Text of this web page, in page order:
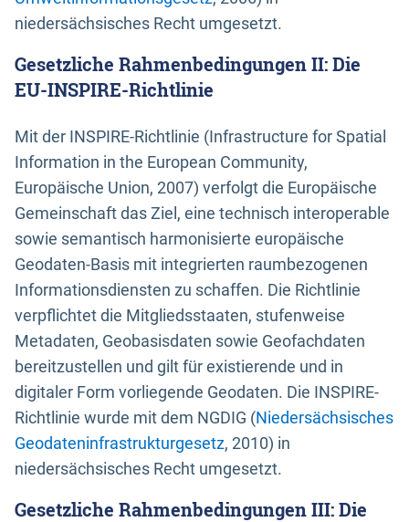
niedersächsisches Recht umgesetzt.
Gesetzliche Rahmenbedingungen II: Die
EU-INSPIRE-Richtlinie
Mit der INSPIRE-Richtlinie (Infrastructure for Spatial
Information in the European Community,
Europäische Union, 2007) verfolgt die Europäische
Gemeinschaft das Ziel, eine technisch interoperable
sowie semantisch harmonisierte europäische
Geodaten-Basis mit integrierten raumbezogenen
Informationsdiensten zu schaffen. Die Richtlinie
verpflichtet die Mitgliedsstaaten, stufenweise
Metadaten, Geobasisdaten sowie Geofachdaten
bereitzustellen und gilt für existierende und in
digitaler Form vorliegende Geodaten. Die INSPIRE-
Richtlinie wurde mit dem NGDIG (Niedersächsisches
Geodateninfrastrukturgesetz, 2010) in
niedersächsisches Recht umgesetzt.
Gesetzliche Rahmenbedingungen III: Die